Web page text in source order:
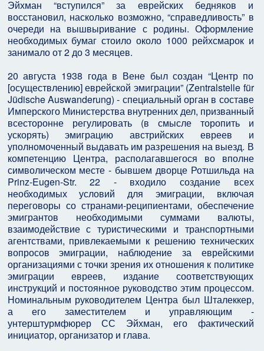
Эйхман “вступился” за еврейских бедняков и
восстановил, насколько возможно, “справедливость” в
очереди на вышвыривание с родины. Оформление
необходимых бумаг стоило около 1000 рейхсмарок и
занимало от 2 до 3 месяцев.
20 августа 1938 года в Вене был создан “Центр по
[осуществлению] еврейской эмиграции” (Zentralstelle für
Jüdische Auswanderung) - специальный орган в составе
Имперского Министерства внутренних дел, призванный
всесторонне регулировать (в смысле торопить и
ускорять) эмиграцию австрийских евреев и
уполномоченный выдавать им разрешения на выезд. В
компетенцию Центра, располагавшегося во вполне
символическом месте - бывшем дворце Ротшильда на
Prinz-Eugen-Str. 22 - входило создание всех
необходимых условий для эмиграции, включая
переговоры со странами-реципиентами, обеспечение
эмигрантов необходимыми суммами валюты,
взаимодействие с туристическими и транспортными
агентствами, привлекаемыми к решению технических
вопросов эмиграции, наблюдение за еврейскими
организациями с точки зрения их отношения к политике
эмиграции евреев, издание соответствующих
инструкций и постоянное руководство этим процессом.
Номинальным руководителем Центра был Шталеккер,
а его заместителем и управляющим -
унтерштурмфюрер СС Эйхман, его фактический
инициатор, организатор и глава.